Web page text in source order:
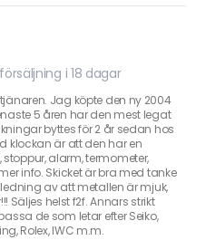
i 18 dagar
Jag köpte den ny 2004
5 åren har den mest legat
byttes för 2 år sedan hos
klockan är att den har en
alarm, termometer,
info. Skicket är bra med tanke
av att metallen är mjuk,
Säljes helst f2f. Annars strikt
de som letar efter Seiko,
Rolex, IWC m.m.